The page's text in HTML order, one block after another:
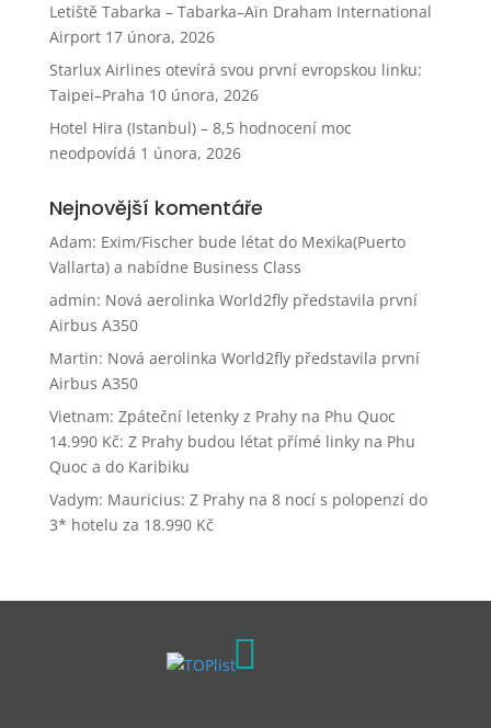
Letiště Tabarka – Tabarka–Aïn Draham International
Airport 17 února, 2026
Starlux Airlines otevírá svou první evropskou linku:
Taipei–Praha 10 února, 2026
Hotel Hira (Istanbul) – 8,5 hodnocení moc
neodpovídá 1 února, 2026
Nejnovější komentáře
Adam: Exim/Fischer bude létat do Mexika(Puerto
Vallarta) a nabídne Business Class
admin: Nová aerolinka World2fly představila první
Airbus A350
Martin: Nová aerolinka World2fly představila první
Airbus A350
Vietnam: Zpáteční letenky z Prahy na Phu Quoc
14.990 Kč: Z Prahy budou létat přímé linky na Phu
Quoc a do Karibiku
Vadym: Mauricius: Z Prahy na 8 nocí s polopenzí do
3* hotelu za 18.990 Kč
